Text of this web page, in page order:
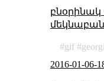
բնօրինակ
gif
2016-01-06-